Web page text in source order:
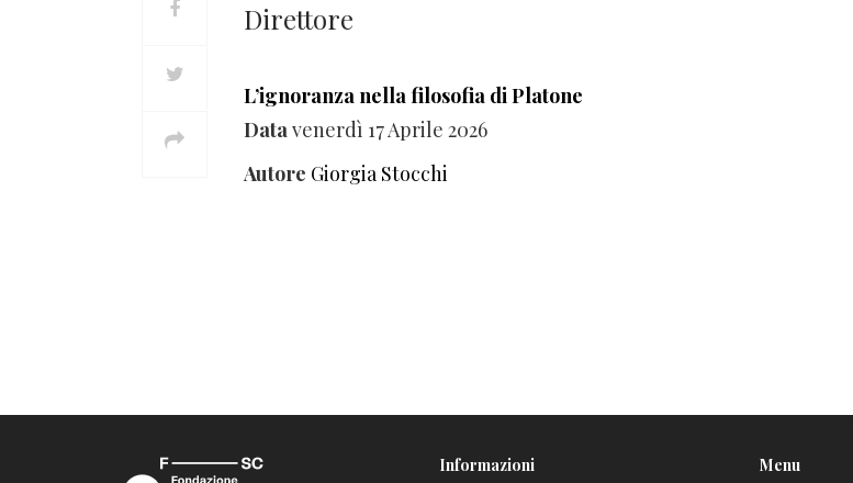
Direttore
L’ignoranza nella filosofia di Platone
Datavenerdì 17 Aprile 2026
Autore Giorgia Stocchi
Informazioni
Menu